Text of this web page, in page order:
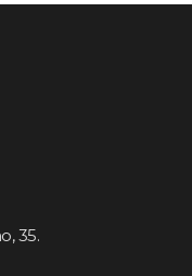
35.